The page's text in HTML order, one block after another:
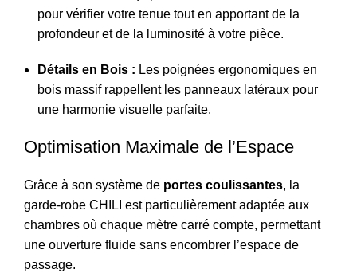
pour vérifier votre tenue tout en apportant de la
profondeur et de la luminosité à votre pièce.
Détails en Bois : Les poignées ergonomiques en
bois massif rappellent les panneaux latéraux pour
une harmonie visuelle parfaite.
Optimisation Maximale de l’Espace
Grâce à son système de portes coulissantes, la
garde-robe CHILI est particulièrement adaptée aux
chambres où chaque mètre carré compte, permettant
une ouverture fluide sans encombrer l’espace de
passage.